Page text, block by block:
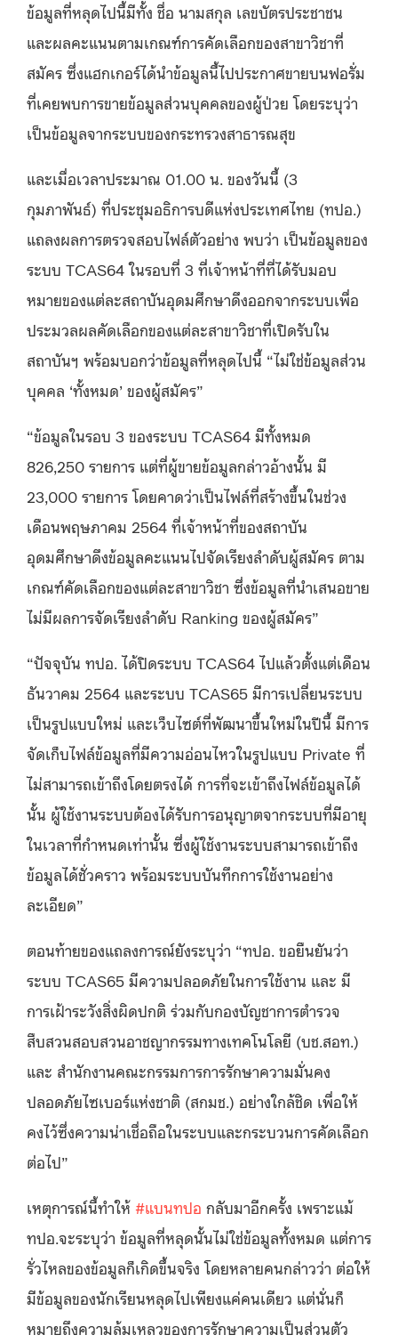
ข้อมูลที่หลุดไปนี้มีทั้ง ชื่อ นามสกุล เลขบัตรประชาชน
และผลคะแนนตามเกณฑ์การคัดเลือกของสาขาวิชาที่
สมัคร ซึ่งแฮกเกอร์ได้นำข้อมูลนี้ไปประกาศขายบนฟอรั่ม
ที่เคยพบการขายข้อมูลส่วนบุคคลของผู้ป่วย โดยระบุว่า
เป็นข้อมูลจากระบบของกระทรวงสาธารณสุข
และเมื่อเวลาประมาณ 01.00 น. ของวันนี้ (3
กุมภาพันธ์) ที่ประชุมอธิการบดีแห่งประเทศไทย (ทปอ.)
แถลงผลการตรวจสอบไฟล์ตัวอย่าง พบว่า เป็นข้อมูลของ
ระบบ TCAS64ในรอบที่ 3 ที่เจ้าหน้าที่ที่ได้รับมอบ
หมายของแต่ละสถาบันอุดมศึกษาดึงออกจากระบบเพื่อ
ประมวลผลคัดเลือกของแต่ละสาขาวิชาที่เปิดรับใน
สถาบันฯ พร้อมบอกว่าข้อมูลที่หลุดไปนี้ “ไม่ใช่ข้อมูลส่วน
บุคคล ‘ทั้งหมด’ ของผู้สมัคร”
“ข้อมูลในรอบ 3 ของระบบ TCAS64 มีทั้งหมด
826,250 รายการ แต่ที่ผู้ขายข้อมูลกล่าวอ้างนั้น มี
23,000 รายการ โดยคาดว่าเป็นไฟล์ที่สร้างขึ้นในช่วง
เดือนพฤษภาคม 2564 ที่เจ้าหน้าที่ของสถาบัน
อุดมศึกษาดึงข้อมูลคะแนนไปจัดเรียงลำดับผู้สมัคร ตาม
เกณฑ์คัดเลือกของแต่ละสาขาวิชา ซึ่งข้อมูลที่นำเสนอขาย
ไม่มีผลการจัดเรียงลำดับ Ranking ของผู้สมัคร”
“ปัจจุบัน ทปอ.ได้ปิดระบบ TCAS64ไปแล้วตั้งแต่เดือน
ธันวาคม 2564 และระบบ TCAS65 มีการเปลี่ยนระบบ
เป็นรูปแบบใหม่ และเว็บไซต์ที่พัฒนาขึ้นใหม่ในปีนี้ มีการ
จัดเก็บไฟล์ข้อมูลที่มีความอ่อนไหวในรูปแบบ Private ที่
ไม่สามารถเข้าถึงโดยตรงได้ การที่จะเข้าถึงไฟล์ข้อมูลได้
นั้น ผู้ใช้งานระบบต้องได้รับการอนุญาตจากระบบที่มีอายุ
ในเวลาที่กำหนดเท่านั้น ซึ่งผู้ใช้งานระบบสามารถเข้าถึง
ข้อมูลได้ชั่วคราว พร้อมระบบบันทึกการใช้งานอย่าง
ละเอียด”
ตอนท้ายของแถลงการณ์ยังระบุว่า “ทปอ. ขอยืนยันว่า
ระบบ TCAS65 มีความปลอดภัยในการใช้งาน และ มี
การเฝ้าระวังสิ่งผิดปกติ ร่วมกับกองบัญชาการตำรวจ
สืบสวนสอบสวนอาชญากรรมทางเทคโนโลยี (บช.สอท.)
และ สำนักงานคณะกรรมการการรักษาความมั่นคง
ปลอดภัยไซเบอร์แห่งชาติ (สกมช.) อย่างใกล้ชิด เพื่อให้
คงไว้ซึ่งความน่าเชื่อถือในระบบและกระบวนการคัดเลือก
ต่อไป”
เหตุการณ์นี้ทำให้ #แบนทปอ กลับมาอีกครั้ง เพราะแม้
ทปอ.จะระบุว่า ข้อมูลที่หลุดนั้นไม่ใช่ข้อมูลทั้งหมด แต่การ
รั่วไหลของข้อมูลก็เกิดขึ้นจริง โดยหลายคนกล่าวว่า ต่อให้
มีข้อมูลของนักเรียนหลุดไปเพียงแค่คนเดียว แต่นั่นก็
หมายถึงความล้มเหลวของการรักษาความเป็นส่วนตัว